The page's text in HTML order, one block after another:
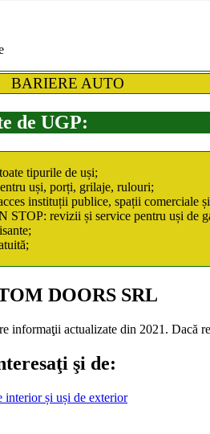
BARIERE AUTO
de UGP:
tipurile de uși;
uși, porți, grilaje, rulouri;
instituții publice, spații comerciale
STOP: revizii și service pentru uși de
DOORS SRL
informaţii actualizate din 2021. Dacă
şi de: